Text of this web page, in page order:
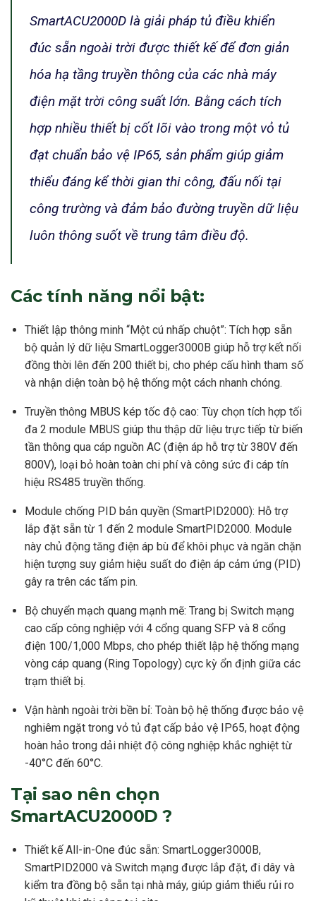
SmartACU2000D là giải pháp tủ điều khiển
đúc sẵn ngoài trời được thiết kế để đơn giản
hóa hạ tầng truyền thông của các nhà máy
điện mặt trời công suất lớn. Bằng cách tích
hợp nhiều thiết bị cốt lõi vào trong một vỏ tủ
đạt chuẩn bảo vệ IP65, sản phẩm giúp giảm
thiểu đáng kể thời gian thi công, đấu nối tại
công trường và đảm bảo đường truyền dữ liệu
luôn thông suốt về trung tâm điều độ.
Các tính năng nổi bật:
Thiết lập thông minh “Một cú nhấp chuột”: Tích hợp sẵn
bộ quản lý dữ liệu SmartLogger3000B giúp hỗ trợ kết nối
đồng thời lên đến 200 thiết bị, cho phép cấu hình tham số
và nhận diện toàn bộ hệ thống một cách nhanh chóng.
Truyền thông MBUS kép tốc độ cao: Tùy chọn tích hợp tối
đa 2 module MBUS giúp thu thập dữ liệu trực tiếp từ biến
tần thông qua cáp nguồn AC (điện áp hỗ trợ từ 380V đến
800V), loại bỏ hoàn toàn chi phí và công sức đi cáp tín
hiệu RS485 truyền thống.
Module chống PID bản quyền (SmartPID2000): Hỗ trợ
lắp đặt sẵn từ 1 đến 2 module SmartPID2000. Module
này chủ động tăng điện áp bù để khôi phục và ngăn chặn
hiện tượng suy giảm hiệu suất do điện áp cảm ứng (PID)
gây ra trên các tấm pin.
Bộ chuyển mạch quang mạnh mẽ: Trang bị Switch mạng
cao cấp công nghiệp với 4 cổng quang SFP và 8 cổng
điện 100/1,000 Mbps, cho phép thiết lập hệ thống mạng
vòng cáp quang (Ring Topology) cực kỳ ổn định giữa các
trạm thiết bị.
Vận hành ngoài trời bền bỉ: Toàn bộ hệ thống được bảo vệ
nghiêm ngặt trong vỏ tủ đạt cấp bảo vệ IP65, hoạt động
hoàn hảo trong dải nhiệt độ công nghiệp khắc nghiệt từ
-40°C đến 60°C.
Tại sao nên chọn
SmartACU2000D ?
Thiết kế All-in-One đúc sẵn: SmartLogger3000B,
SmartPID2000 và Switch mạng được lắp đặt, đi dây và
kiểm tra đồng bộ sẵn tại nhà máy, giúp giảm thiểu rủi ro